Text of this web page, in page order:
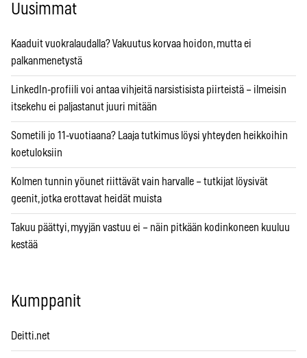
Uusimmat
Kaaduit vuokralaudalla? Vakuutus korvaa hoidon, mutta ei
palkanmenetystä
LinkedIn-profiili voi antaa vihjeitä narsistisista piirteistä – ilmeisin
itsekehu ei paljastanut juuri mitään
Sometili jo 11-vuotiaana? Laaja tutkimus löysi yhteyden heikkoihin
koetuloksiin
Kolmen tunnin yöunet riittävät vain harvalle – tutkijat löysivät
geenit, jotka erottavat heidät muista
Takuu päättyi, myyjän vastuu ei – näin pitkään kodinkoneen kuuluu
kestää
Kumppanit
Deitti.net